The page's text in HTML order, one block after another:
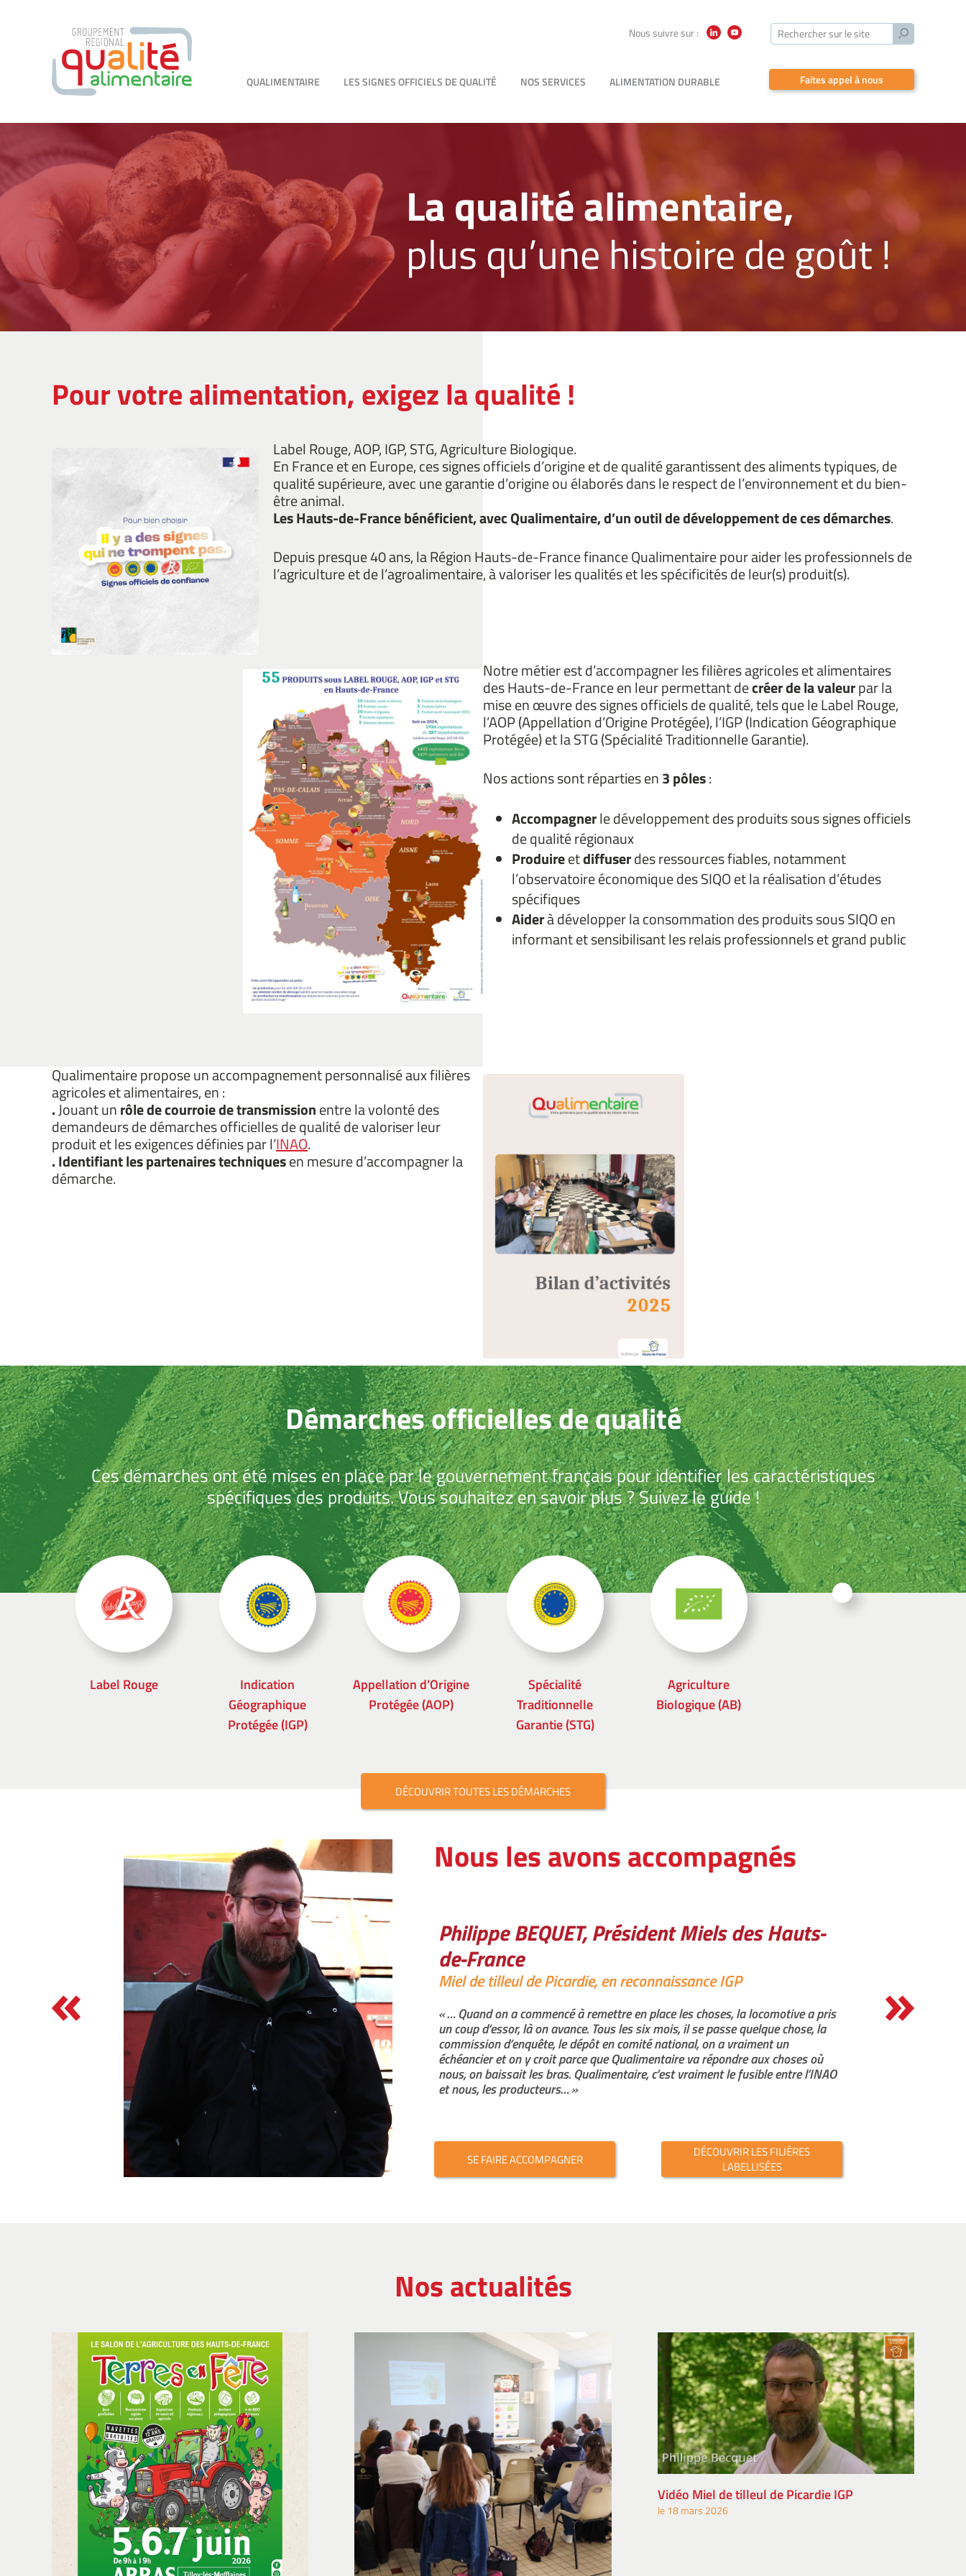
Nous suivre sur :
Rechercher sur le site
Lancer
recherche
QUALIMENTAIRE LES SIGNES OFFICIELS DE QUALITÉ NOS SERVICES ALIMENTATION DURABLE Faites appel à nous
La qualité alimentaire,
plus qu’une histoire de goût !
Pour votre alimentation, exigez la qualité !
Label Rouge, AOP, IGP, STG, Agriculture Biologique.
En France et en Europe, ces signes officiels d’origine et de qualité garantissent des aliments typiques, de
qualité supérieure, avec une garantie d’origine ou élaborés dans le respect de l’environnement et du bien-
être animal.
Les Hauts-de-France bénéficient, avec Qualimentaire, d’un outil de développement de ces démarches.
Depuis presque 40 ans, la Région Hauts-de-France finance Qualimentaire pour aider les professionnels de
l’agriculture et de l’agroalimentaire, à valoriser les qualités et les spécificités de leur(s) produit(s).
Notre métier est d’accompagner les filières agricoles et alimentaires
des Hauts-de-France en leur permettant decréer de la valeurpar la
mise en œuvre des signes officiels de qualité, tels que le Label Rouge,
l’AOP (Appellation d’Origine Protégée), l’IGP (Indication Géographique
Protégée) et la STG (Spécialité Traditionnelle Garantie).
Nos actions sont réparties en3 pôles:
Accompagnerle développement des produits sous signes officiels
de qualité régionaux
Produireetdiffuserdes ressources fiables, notamment
l’observatoire économique des SIQO et la réalisation d’études
spécifiques
Aiderà développer la consommation des produits sous SIQO en
informant et sensibilisant les relais professionnels et grand public
Qualimentaire propose un accompagnement personnalisé aux filières
agricoles et alimentaires, en :
.Jouant unrôle de courroie de transmissionentre la volonté des
demandeurs de démarches officielles de qualité de valoriser leur
produit et les exigences définies par l’INAO.
.Identifiant les partenaires techniquesen mesure d’accompagner la
démarche.
Démarches officielles de qualité
Ces démarches ont été mises en place par le gouvernement français pour identifier les caractéristiques
spécifiques des produits. Vous souhaitez en savoir plus ? Suivez le guide !
Label Rouge
Indication
Géographique
Protégée (IGP)
Appellation d’Origine
Protégée (AOP)
Spécialité
Traditionnelle
Garantie (STG)
Agriculture
Biologique (AB)
DÉCOUVRIR TOUTES LES DÉMARCHES
Nous les avons accompagnés
Philippe BEQUET, Président Miels des Hauts-
de-France
Miel de tilleul de Picardie, en reconnaissance IGP
« … Quand on a commencé à remettre en place les choses, la locomotive a pris
un coup d’essor, là on avance. Tous les six mois, il se passe quelque chose, la
commission d’enquête, le dépôt en comité national, on a vraiment un
échéancier et on y croit parce que Qualimentaire va répondre aux choses où
nous, on baissait les bras. Qualimentaire, c’est vraiment le fusible entre l’INAO
et nous, les producteurs… »
SE FAIRE ACCOMPAGNER
DÉCOUVRIR LES FILIÈRES
LABELLISÉES
Nos actualités
Vidéo Miel de tilleul de Picardie IGP
le 18 mars 2026